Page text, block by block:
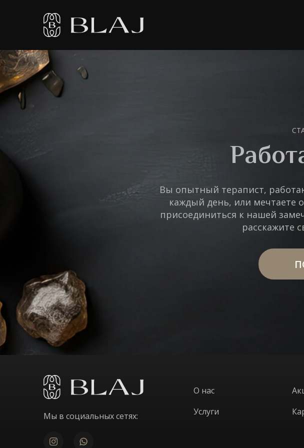
Вы опытный терапист,
каждый день, или мечтаете
присоединиться к нашей
расскажите
Я принимаю
Мы в социальных сетях:
О нас
Услуги
Выберите